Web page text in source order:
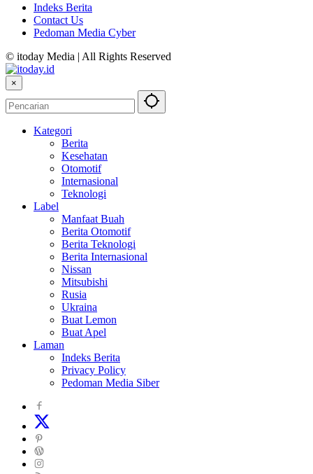
Indeks Berita
Contact Us
Pedoman Media Cyber
© itoday Media | All Rights Reserved
×
Kategori
Berita
Kesehatan
Otomotif
Internasional
Teknologi
Label
Manfaat Buah
Berita Otomotif
Berita Teknologi
Berita Internasional
Nissan
Mitsubishi
Rusia
Ukraina
Buat Lemon
Buat Apel
Laman
Indeks Berita
Privacy Policy
Pedoman Media Siber